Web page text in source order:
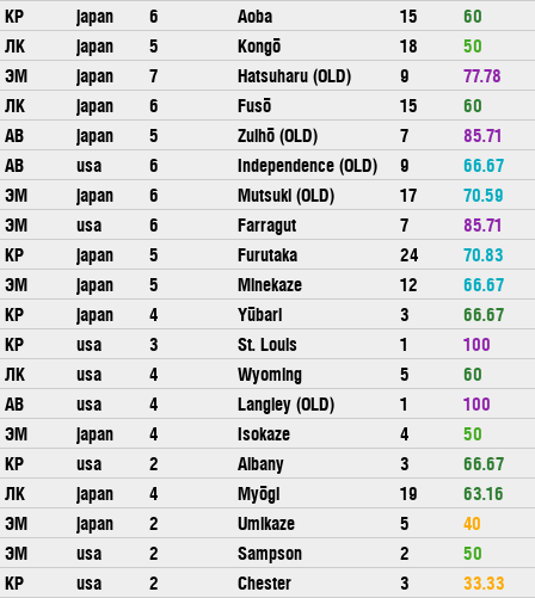
КР
japan 6 Aoba 15
60
ЛК
japan 5 Kongō 18
50
ЭМ
japan 7 Hatsuharu (OLD) 9
77.78
ЛК
japan 6 Fusō 15
60
АВ
japan 5 Zuihō (OLD) 7
85.71
АВ
usa 6 Independence (OLD) 9
66.67
ЭМ
japan 6 Mutsuki (OLD) 17
70.59
ЭМ
usa 6 Farragut 7
85.71
КР
japan 5 Furutaka 24
70.83
ЭМ
japan 5 Minekaze 12
66.67
КР
japan 4 Yūbari 3
66.67
КР
usa 3 St. Louis 1
100
ЛК
usa 4 Wyoming 5
60
АВ
usa 4 Langley (OLD) 1
100
ЭМ
japan 4 Isokaze 4
50
КР
usa 2 Albany 3
66.67
ЛК
japan 4 Myōgi 19
63.16
ЭМ
japan 2 Umikaze 5
40
ЭМ
usa 2 Sampson 2
50
КР
usa 2 Chester 3
33.33